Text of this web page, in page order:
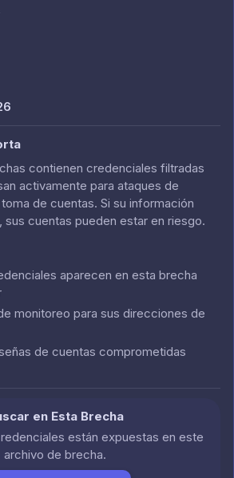
contienen credenciales filtradas
activamente para ataques de
de cuentas. Si su información
sus cuentas pueden estar en riesgo.
aparecen en esta brecha
monitoreo para sus direcciones de
de cuentas comprometidas
en Esta Brecha
están expuestas en este
archivo de brecha.